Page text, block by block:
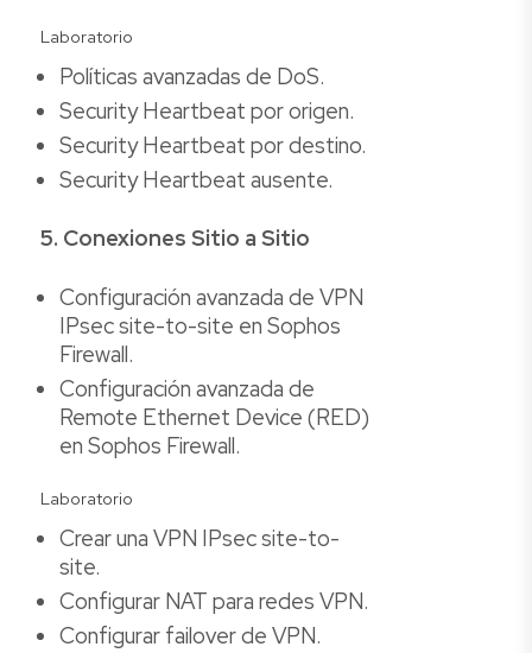
Laboratorio
Políticas avanzadas de DoS.
Security Heartbeat por origen.
Security Heartbeat por destino.
Security Heartbeat ausente.
5. Conexiones Sitio a Sitio
Configuración avanzada de VPN
IPsec site-to-site en Sophos
Firewall.
Configuración avanzada de
Remote Ethernet Device (RED)
en Sophos Firewall.
Laboratorio
Crear una VPN IPsec site-to-
site.
Configurar NAT para redes VPN.
Configurar failover de VPN.